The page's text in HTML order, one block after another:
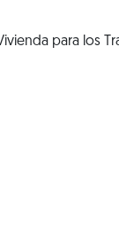
para los